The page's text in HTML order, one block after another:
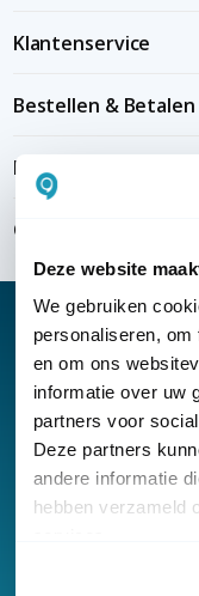
Deze website
We gebruiken
personaliseren,
en om ons
informatie over uw
partners voor
Deze partners
andere informatie
hebben verzameld
Klantenservice
Bestellen & Betalen
Bezorgen &
Over KommaGo